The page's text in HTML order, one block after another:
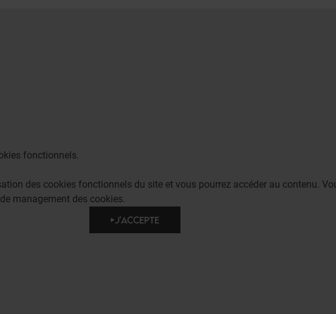
fonctionnels.
des cookies fonctionnels du site et vous pourrez accéder au contenu.
management des cookies.
J'ACCEPTE